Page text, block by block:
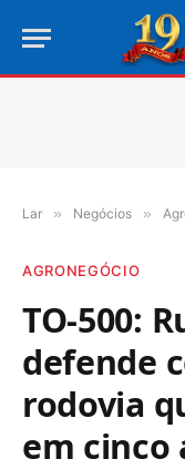
Lar » Negócios »
AGRONEGÓCIO
TO-500:
defende
rodovia
em cinco